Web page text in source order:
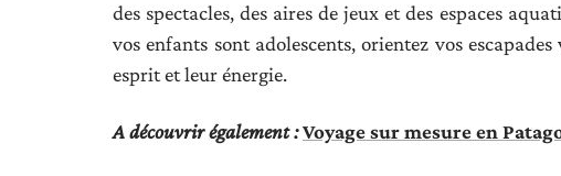
des spectacles, des aires de jeux et des espaces
vos enfants sont adolescents, orientez vos
esprit et leur énergie.
A découvrir également :Voyage sur mesure en